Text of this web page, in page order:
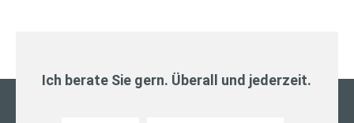
Ich berate Sie gern. Überall und jederzeit.